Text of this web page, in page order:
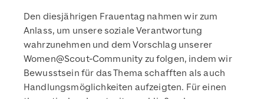
Den diesjährigen Frauentag nahmen wir zum
Anlass, um unsere soziale Verantwortung
wahrzunehmen und dem Vorschlag unserer
Women@Scout-Community zu folgen, indem wir
Bewusstsein für das Thema schafften als auch
Handlungsmöglichkeiten aufzeigten. Für einen